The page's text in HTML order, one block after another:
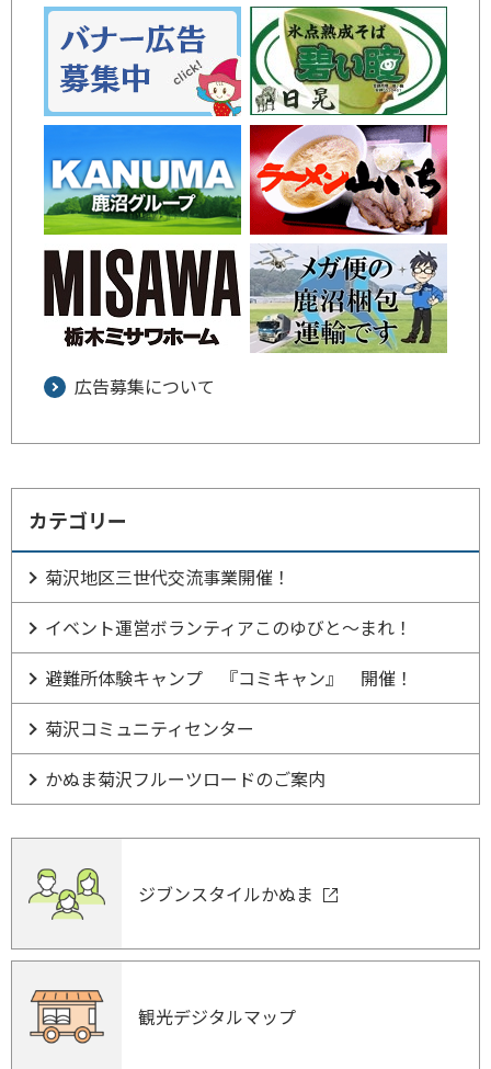
広告募集について
カテゴリー
菊沢地区三世代交流事業開催！
イベント運営ボランティアこのゆびと～まれ！
避難所体験キャンプ 『コミキャン』 開催！
菊沢コミュニティセンター
かぬま菊沢フルーツロードのご案内
ジブンスタイルかぬま
観光デジタルマップ